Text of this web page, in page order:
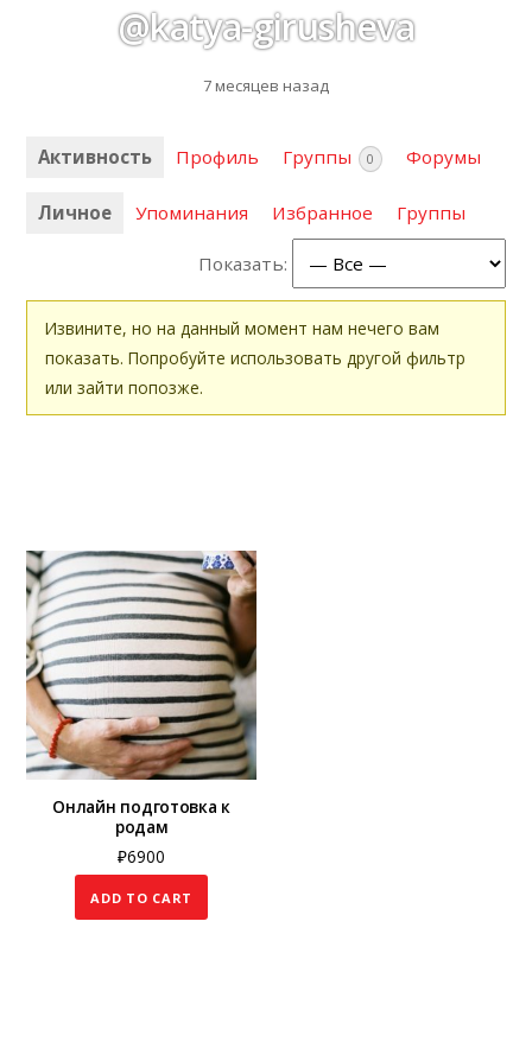
@katya-girusheva
7 месяцев назад
Активность Профиль Группы 0 Форумы
Личное Упоминания Избранное Группы
Показать:
Извините, но на данный момент нам нечего вам
показать. Попробуйте использовать другой фильтр
или зайти попозже.
Онлайн подготовка к
родам
₽6900
ADD TO CART